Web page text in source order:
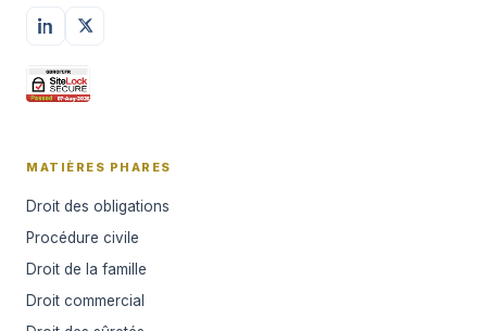
MATIÈRES PHARES
Droit des obligations
Procédure civile
Droit de la famille
Droit commercial